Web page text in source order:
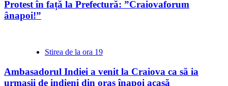
Protest în față la Prefectură: ”Craiovaforum
ânapoi!”
Stirea de la ora 19
Ambasadorul Indiei a venit la Craiova ca să ia
urmașii de indieni din oraș înapoi acasă